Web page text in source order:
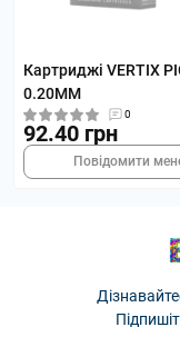
Картриджі VERTIX
0.20MM
0
92.40 грн
Повідомити